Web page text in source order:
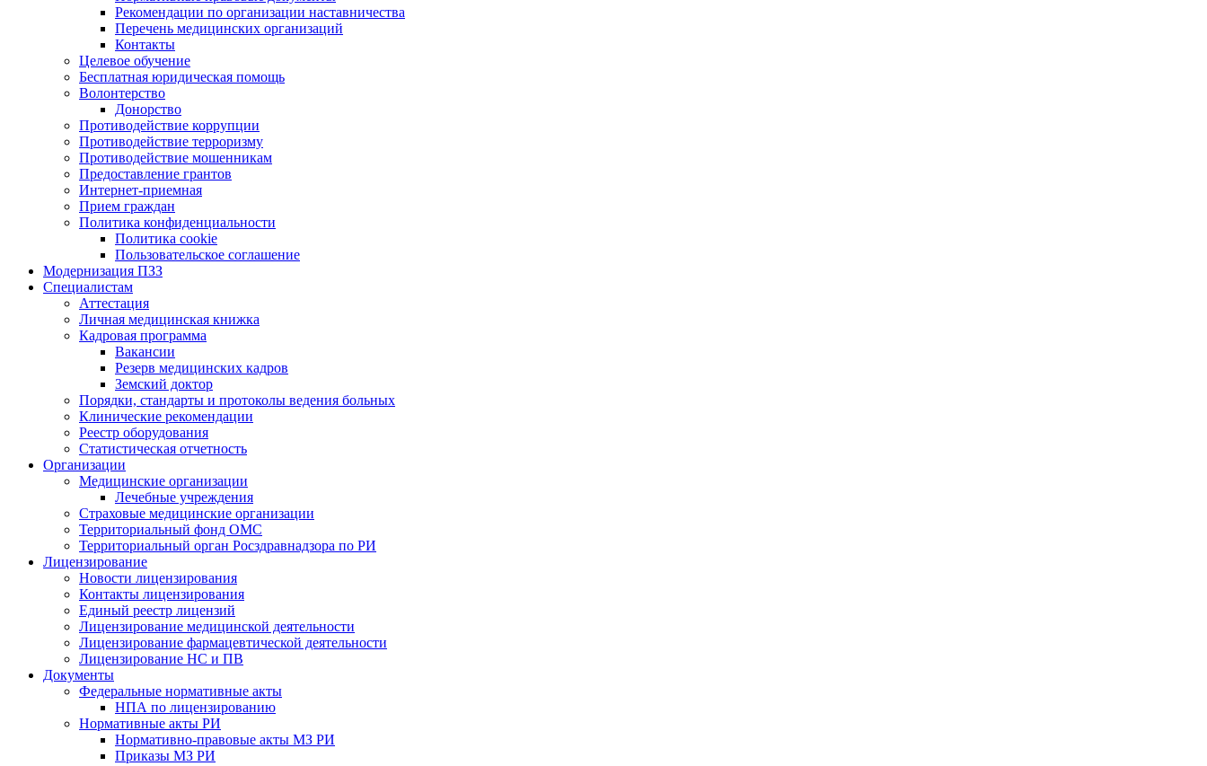
Рекомендации по организации наставничества
Перечень медицинских организаций
Контакты
Целевое обучение
Бесплатная юридическая помощь
Волонтерство
Донорство
Противодействие коррупции
Противодействие терроризму
Противодействие мошенникам
Предоставление грантов
Интернет-приемная
Прием граждан
Политика конфиденциальности
Политика cookie
Пользовательское соглашение
Модернизация ПЗЗ
Специалистам
Аттестация
Личная медицинская книжка
Кадровая программа
Вакансии
Резерв медицинских кадров
Земский доктор
Порядки, стандарты и протоколы ведения больных
Клинические рекомендации
Реестр оборудования
Статистическая отчетность
Организации
Медицинские организации
Лечебные учреждения
Страховые медицинские организации
Территориальный фонд ОМС
Территориальный орган Росздравнадзора по РИ
Лицензирование
Новости лицензирования
Контакты лицензирования
Единый реестр лицензий
Лицензирование медицинской деятельности
Лицензирование фармацевтической деятельности
Лицензирование НС и ПВ
Документы
Федеральные нормативные акты
НПА по лицензированию
Нормативные акты РИ
Нормативно-правовые акты МЗ РИ
Приказы МЗ РИ